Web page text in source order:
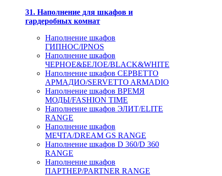
31. Наполнение для шкафов и
гардеробных комнат
Наполнение шкафов
ГИПНОС/IPNOS
Наполнение шкафов
ЧЕРНОЕ&БЕЛОЕ/BLACK&WHITE
Наполнение шкафов СЕРВЕТТО
АРМАДИО/SERVETTO ARMADIO
Наполнение шкафов ВРЕМЯ
МОДЫ/FASHION TIME
Наполнение шкафов ЭЛИТ/ELITE
RANGE
Наполнение шкафов
МЕЧТА/DREAM GS RANGE
Наполнение шкафов D 360/D 360
RANGE
Наполнение шкафов
ПАРТНЕР/PARTNER RANGE